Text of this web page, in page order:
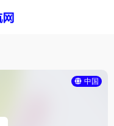
中国